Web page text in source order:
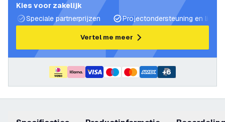
Kies voor zakelijk
Speciale partnerprijzen
Projectondersteuning en
Vertel me meer
+6